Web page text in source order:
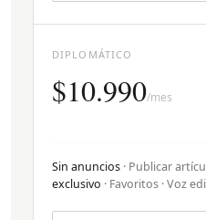
DIPLOMÁTICO
$10.990/mes
Sin anuncios · Publicar
exclusivo · Favoritos · Voz